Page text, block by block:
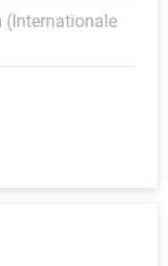
(Internationale